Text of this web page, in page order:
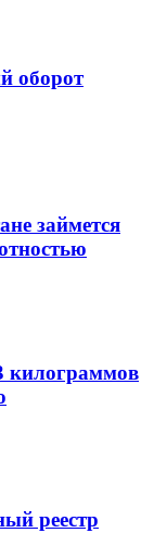
оборот
займется
килограммов
реестр